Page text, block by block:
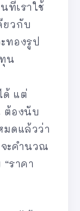
เราใช้
ยวกับ
ทองรูป
น
ด้ แต่
ต้องนับ
มดแล้วว่า
ะคำนวณ
ราคา